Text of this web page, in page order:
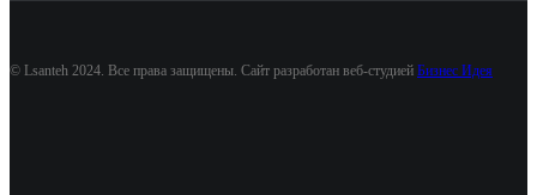
© Lsanteh 2024. Все права защищены. Сайт разработан веб-студией Бизнес Идея